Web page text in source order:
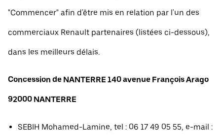
"Commencer" afin d'être mis en relation par l'un des
commerciaux Renault partenaires (listées ci-dessous),
dans les meilleurs délais.
Concession de NANTERRE 140 avenue François Arago
92000 NANTERRE
SEBIH Mohamed-Lamine, tel : 06 17 49 05 55, e-mail :